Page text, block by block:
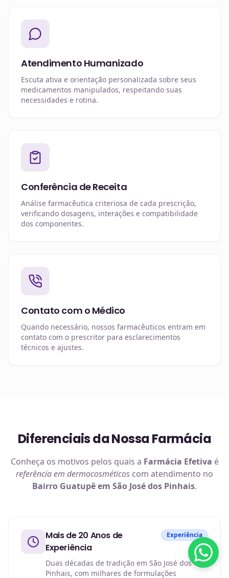
Atendimento Humanizado
Escuta ativa e orientação personalizada sobre seus
medicamentos manipulados, respeitando suas
necessidades e rotina.
Conferência de Receita
Análise farmacêutica criteriosa de cada prescrição,
verificando dosagens, interações e compatibilidade
dos componentes.
Contato com o Médico
Quando necessário, nossos farmacêuticos entram em
contato com o prescritor para esclarecimentos
técnicos e ajustes.
Diferenciais da Nossa Farmácia
Conheça os motivos pelos quais a Farmácia Efetiva é
referência em dermocosméticos com atendimento no
Bairro Guatupê em São José dos Pinhais.
Mais de 20 Anos de
Experiência
Experiência
Duas décadas de tradição em São José dos
Pinhais, com milhares de formulações